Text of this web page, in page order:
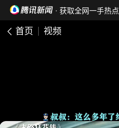
· 获取全网一手热点
首页 视频